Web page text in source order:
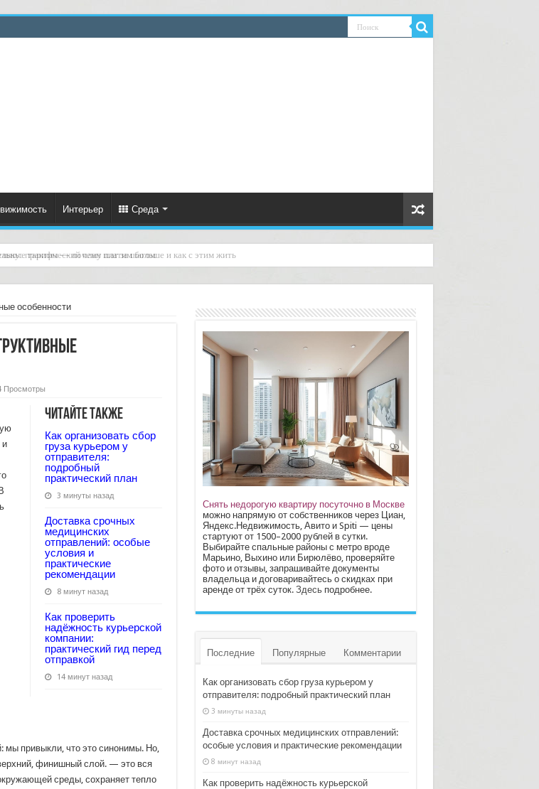
Интерьер Среда
практический план шаг за шагом
особенности
Просмотры
Читайте также
Как организовать сбор
груза курьером у
отправителя:
подробный
практический план
3 минуты назад
Доставка срочных
медицинских
отправлений: особые
условия и
практические
рекомендации
8 минут назад
Как проверить
надёжность курьерской
компании:
практический гид перед
отправкой
14 минут назад
и
мы привыкли, что это синонимы. Но,
финишный слой. — это вся
среды, сохраняет тепло
Снять недорогую квартиру посуточно в Москве
можно напрямую от собственников через Циан,
Яндекс.Недвижимость, Авито и Spiti — цены
стартуют от 1500–2000 рублей в сутки.
Выбирайте спальные районы с метро вроде
Марьино, Выхино или Бирюлёво, проверяйте
фото и отзывы, запрашивайте документы
владельца и договаривайтесь о скидках при
аренде от трёх суток. Здесьподробнее.
Последние Популярные Комментарии
Как организовать сбор груза курьером у
отправителя: подробный практический план
3 минуты назад
Доставка срочных медицинских отправлений:
особые условия и практические рекомендации
8 минут назад
Как проверить надёжность курьерской